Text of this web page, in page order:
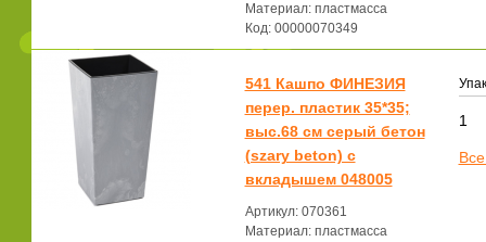
Материал: пластмасса
Код: 00000070349
541 Кашпо ФИНЕЗИЯ
перер. пластик 35*35;
выс.68 см серый бетон
(szary beton) с
вкладышем 048005
Артикул: 070361
Материал: пластмасса
1